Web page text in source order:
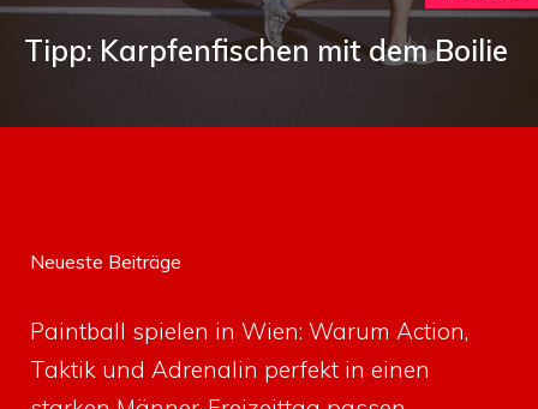
Tipp: Karpfenfischen mit dem Boilie
Neueste Beiträge
Paintball spielen in Wien: Warum Action,
Taktik und Adrenalin perfekt in einen